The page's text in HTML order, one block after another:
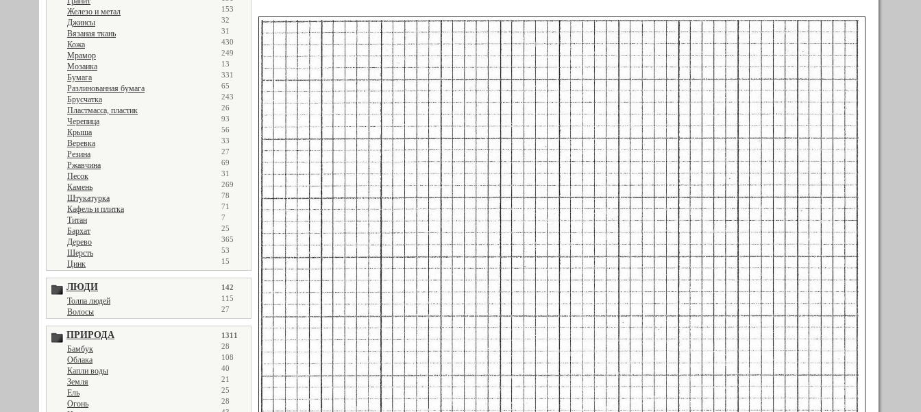
Железо и метал 153
Джинсы 32
Вязаная ткань 31
Кожа 430
Мрамор 249
Мозаика 13
Бумага 331
Разлинованная бумага 65
Брусчатка 243
Пластмасса, пластик 26
Черепица 93
Крыша 56
Веревка 33
Резина 27
Ржавчина 69
Песок 31
Камень 269
Штукатурка 78
Кафель и плитка 71
Титан 7
Бархат 25
Дерево 365
Шерсть 53
Цинк 15
ЛЮДИ 142
Толпа людей 115
Волосы 27
ПРИРОДА 1311
Бамбук 28
Облака 108
Капли воды 40
Земля 21
Ель 25
Огонь 28